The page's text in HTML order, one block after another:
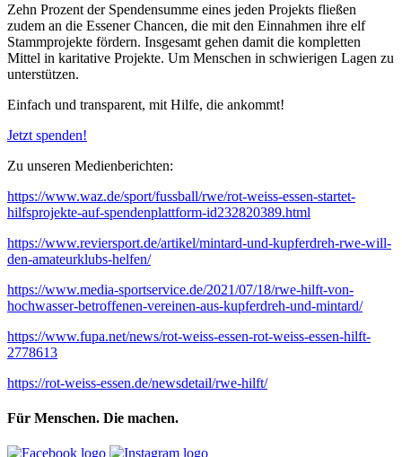
Zehn Prozent der Spendensumme eines jeden Projekts fließen
zudem an die Essener Chancen, die mit den Einnahmen ihre elf
Stammprojekte fördern. Insgesamt gehen damit die kompletten
Mittel in karitative Projekte. Um Menschen in schwierigen Lagen zu
unterstützen.
Einfach und transparent, mit Hilfe, die ankommt!
Jetzt spenden!
Zu unseren Medienberichten:
https://www.waz.de/sport/fussball/rwe/rot-weiss-essen-startet-
hilfsprojekte-auf-spendenplattform-id232820389.html
https://www.reviersport.de/artikel/mintard-und-kupferdreh-rwe-will-
den-amateurklubs-helfen/
https://www.media-sportservice.de/2021/07/18/rwe-hilft-von-
hochwasser-betroffenen-vereinen-aus-kupferdreh-und-mintard/
https://www.fupa.net/news/rot-weiss-essen-rot-weiss-essen-hilft-
2778613
https://rot-weiss-essen.de/newsdetail/rwe-hilft/
Für Menschen. Die machen.